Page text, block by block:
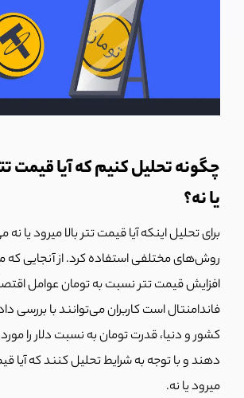
چگونه تحلیل کنیم که آیا قیمت
یا نه؟
برای تحلیل اینکه آیا قیمت تتر بالا میرود یا نه
روش‌های مختلفی استفاده کرد. از آنجایی که
افزایش قیمت تتر نسبت به تومان عوامل
فاندامنتال است کاربران می‌توانند با بررسی
کشور و دنیا، قدرت تومان به نسبت دلار را مورد
دهند و با توجه به شرایط تحلیل کنند که آیا
میرود یا نه.